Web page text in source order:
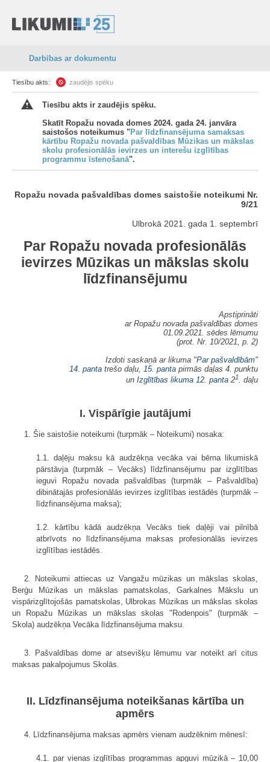
Darbības ar dokumentu
Tiesību akts: zaudējis spēku
Tiesību akts ir zaudējis spēku.
Skatīt Ropažu novada domes 2024. gada 24. janvāra
saistošos noteikumus "Par līdzfinansējuma samaksas
kārtību Ropažu novada pašvaldības Mūzikas un mākslas
skolu profesionālās ievirzes un interešu izglītības
programmu īstenošanā".
Ropažu novada pašvaldības domes saistošie noteikumi Nr.
9/21
Ulbrokā 2021. gada 1. septembrī
Par Ropažu novada profesionālās
ievirzes Mūzikas un mākslas skolu
līdzfinansējumu
Apstiprināti
ar Ropažu novada pašvaldības domes
01.09.2021. sēdes lēmumu
(prot. Nr. 10/2021, p. 2)
Izdoti saskaņā ar likuma "Par pašvaldībām"
14. panta trešo daļu, 15. panta pirmās daļas 4. punktu
un Izglītības likuma 12. panta 21. daļu
I. Vispārīgie jautājumi
1. Šie saistošie noteikumi (turpmāk – Noteikumi) nosaka:
1.1. daļēju maksu kā audzēkņa vecāka vai bērna likumiskā
pārstāvja (turpmāk – Vecāks) līdzfinansējumu par izglītības
ieguvi Ropažu novada pašvaldības (turpmāk – Pašvaldība)
dibinātajās profesionālās ievirzes izglītības iestādēs (turpmāk –
līdzfinansējuma maksa);
1.2. kārtību kādā audzēkņa Vecāks tiek daļēji vai pilnībā
atbrīvots no līdzfinansējuma maksas profesionālās ievirzes
izglītības iestādēs.
2. Noteikumi attiecas uz Vangažu mūzikas un mākslas skolas,
Berģu Mūzikas un mākslas pamatskolas, Garkalnes Mākslu un
vispārizglītojošās pamatskolas, Ulbrokas Mūzikas un mākslas skolas
un Ropažu Mūzikas un mākslas skolas "Rodenpois" (turpmāk –
Skola) audzēkņa Vecāka līdzfinansējuma maksu.
3. Pašvaldības dome ar atsevišķu lēmumu var noteikt arī citus
maksas pakalpojumus Skolās.
II. Līdzfinansējuma noteikšanas kārtība un
apmērs
4. Līdzfinansējuma maksas apmērs vienam audzēknim mēnesī:
4.1. par vienas izglītības programmas apguvi mūzikā – 10,00